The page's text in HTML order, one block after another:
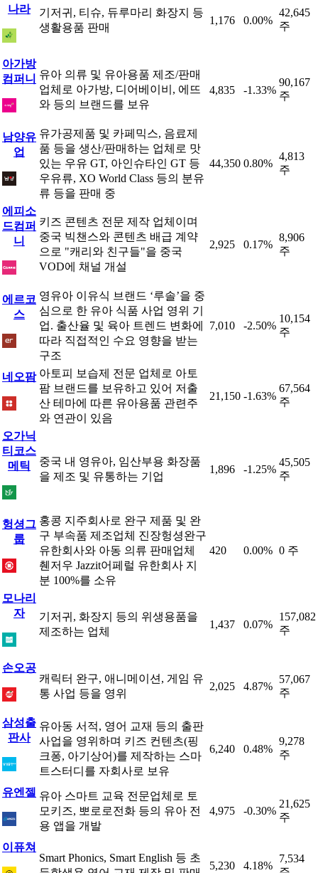
나라
기저귀, 티슈, 듀루마리 화장지 등
생활용품 판매
1,176 0.00%
42,645
주
아가방
컴퍼니 유아 의류 및 유아용품 제조/판매
업체로 아가방, 디어베이비, 에뜨
와 등의 브랜드를 보유
4,835 -1.33%
90,167
주
남양유
업
유가공제품 및 카페믹스, 음료제
품 등을 생산/판매하는 업체로 맛
있는 우유 GT, 아인슈타인 GT 등
우유류, XO World Class 등의 분유
류 등을 판매 중
44,350 0.80%
4,813
주
에피소
드컴퍼
니
키즈 콘텐츠 전문 제작 업체이며
중국 빅챈스와 콘텐츠 배급 계약
으로 "캐리와 친구들"을 중국
VOD에 채널 개설
2,925 0.17%
8,906
주
에르코
스
영유아 이유식 브랜드 ‘루솔’을 중
심으로 한 유아 식품 사업 영위 기
업. 출산율 및 육아 트렌드 변화에
따라 직접적인 수요 영향을 받는
구조
7,010 -2.50%
10,154
주
네오팜 아토피 보습제 전문 업체로 아토
팜 브랜드를 보유하고 있어 저출
산 테마에 따른 유아용품 관련주
와 연관이 있음
21,150 -1.63%
67,564
주
오가닉
티코스
메틱
중국 내 영유아, 임산부용 화장품
을 제조 및 유통하는 기업
1,896 -1.25%
45,505
주
헝셩그
룹
홍콩 지주회사로 완구 제품 및 완
구 부속품 제조업체 진장헝셩완구
유한회사와 아동 의류 판매업체
췐저우 Jazzit어페럴 유한회사 지
분 100%를 소유
420 0.00% 0 주
모나리
자
기저귀, 화장지 등의 위생용품을
제조하는 업체
1,437 0.07%
157,082
주
손오공
캐릭터 완구, 애니메이션, 게임 유
통 사업 등을 영위
2,025 4.87%
57,067
주
삼성출
판사
유아동 서적, 영어 교재 등의 출판
사업을 영위하며 키즈 컨텐츠(핑
크퐁, 아기상어)를 제작하는 스마
트스터디를 자회사로 보유
6,240 0.48%
9,278
주
유엔젤 유아 스마트 교육 전문업체로 토
모키즈, 뽀로로전화 등의 유아 전
용 앱을 개발
4,975 -0.30%
21,625
주
이퓨쳐
Smart Phonics, Smart English 등 초
5,230 4.18%
7,534